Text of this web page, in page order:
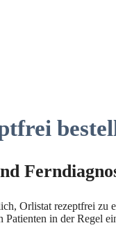
Orlistat rezeptfrei zu
Patienten in der Regel